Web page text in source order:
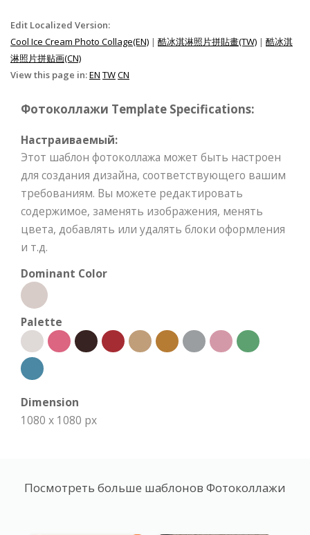
Edit Localized Version:
Cool Ice Cream Photo Collage(EN) | 酷冰淇淋照片拼貼畫(TW) | 酷冰淇
淋照片拼贴画(CN)
View this page in:EN TWCN
Фотоколлажи Template Specifications:
Настраиваемый:
Этот шаблон фотоколлажа может быть настроен
для создания дизайна, соответствующего вашим
требованиям. Вы можете редактировать
содержимое, заменять изображения, менять
цвета, добавлять или удалять блоки оформления
и т.д.
Dominant Color
Palette
Dimension
1080 x 1080 px
Посмотреть больше шаблонов Фотоколлажи